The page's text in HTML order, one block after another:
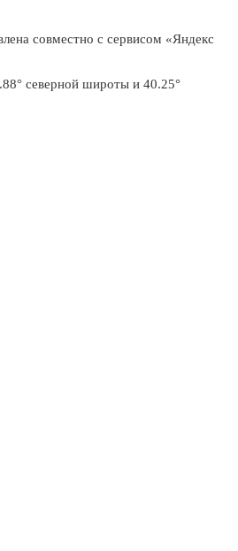
совместно с сервисом «Яндекс
северной широты и 40.25°